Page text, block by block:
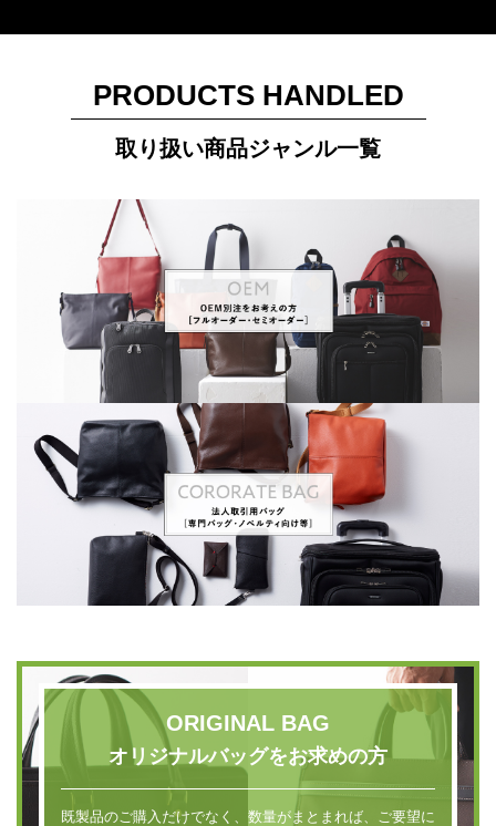
PRODUCTS HANDLED
取り扱い商品ジャンル一覧
ORIGINAL BAG
オリジナルバッグをお求めの方
既製品のご購入だけでなく、数量がまとまれば、ご要望に